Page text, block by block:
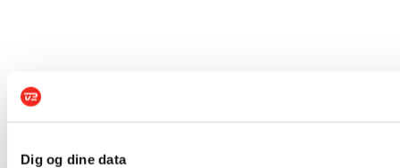
Dig og dine data